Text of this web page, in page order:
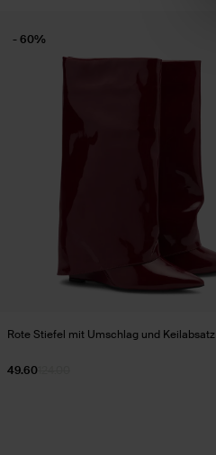
Rote Stiefel mit Umschlag und Keilabsatz
49.60
- 60%